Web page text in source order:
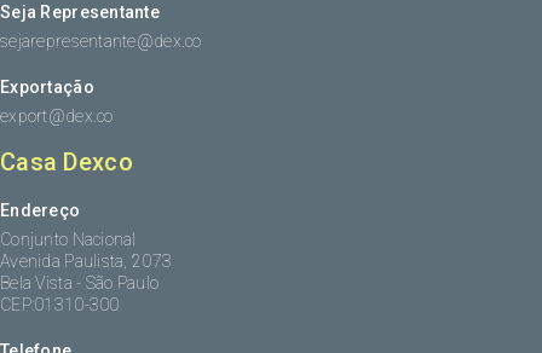
Seja Representante
sejarepresentante@dex.co
Exportação
export@dex.co
Casa Dexco
Endereço
Conjunto Nacional
Avenida Paulista, 2073
Bela Vista - São Paulo
CEP:01310-300